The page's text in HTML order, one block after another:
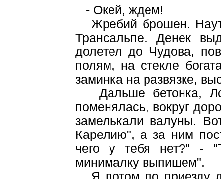
- Окей, ждем!
Жребий брошен.
Трансальпе. Денек
долетел до Чудова,
полям, на стекле
заминка на развязке,
Дальше бетонка,
поменялась, вокруг
замелькали валуны.
Карелию", а за ним
чего у тебя нет?" -
минималку выпишем".
Я потом по приезду